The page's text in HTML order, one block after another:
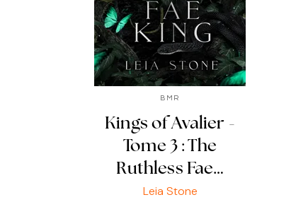
BMR
Kings of Avalier -
Tome 3 : The
Ruthless Fae…
Leia Stone